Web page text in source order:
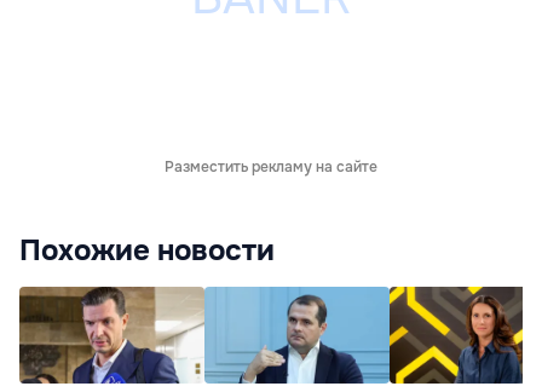
Разместить рекламу на сайте
Похожие новости